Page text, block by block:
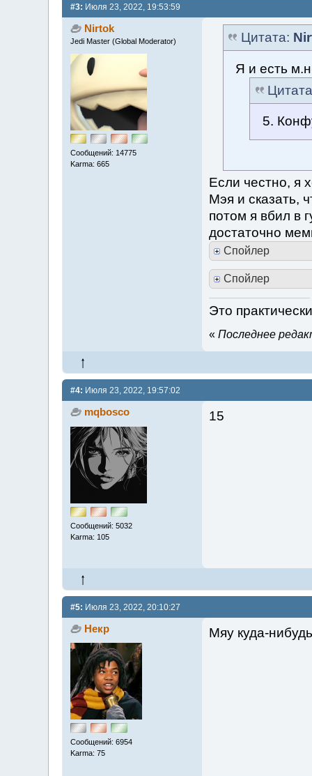
#3: Июля 23, 2022, 19:53:59
Nirtok
Jedi Master (Global Moderator)
Сообщений: 14775
Karma: 665
Цитата:
Я и есть
5.
Если честно, я
Мэя и сказать,
потом я вбил в
достаточно
Спойлер
Спойлер
Это
« Последнее
#4: Июля 23, 2022, 19:57:02
mqbosco
Сообщений: 5032
Karma: 105
15
#5: Июля 23, 2022, 20:10:27
Некр
Сообщений: 6954
Karma: 75
Мяу куда-